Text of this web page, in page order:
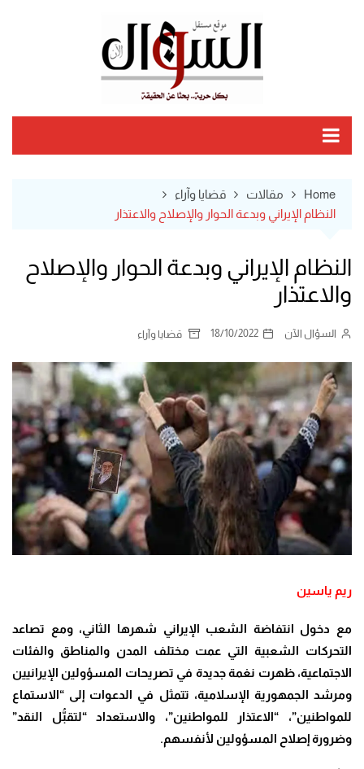
Home مقالات
قضايا وآراء
النظام الإيراني وبدعة الحوار والإصلاح والاعتذار
النظام الإيراني وبدعة الحوار والإصلاح
والاعتذار
السؤال الآن 18/10/2022 قضايا وآراء
ريم ياسين
مع دخول انتفاضة الشعب الإيراني شهرها الثاني، ومع تصاعد
التحركات الشعبية التي عمت مختلف المدن والمناطق والفئات
الاجتماعية، ظهرت نغمة جديدة في تصريحات المسؤولين الإيرانيين
ومرشد الجمهورية الإسلامية، تتمثل في الدعوات إلى “الاستماع
للمواطنين”، “الاعتذار للمواطنين”، والاستعداد “لتقبُّل النقد”
وضرورة إصلاح المسؤولين لأنفسهم.